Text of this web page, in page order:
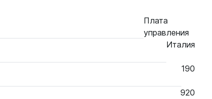
Плата
управления
Италия
190
920